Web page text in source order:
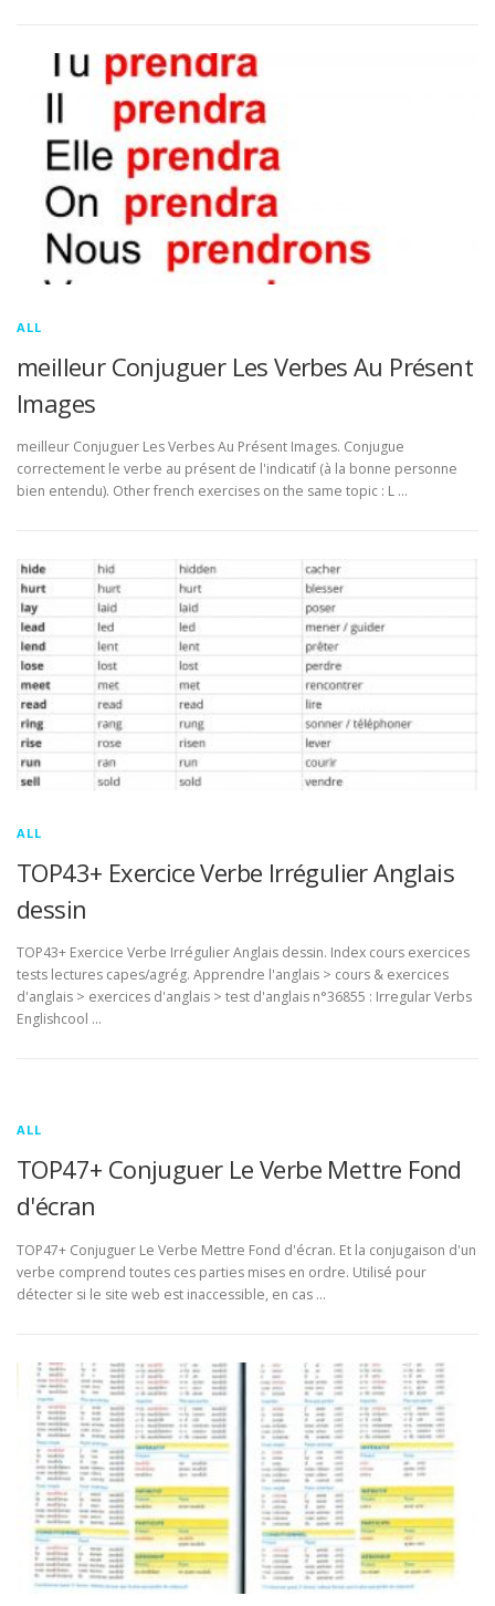
ALL
meilleur Conjuguer Les Verbes Au Présent
Images
meilleur Conjuguer Les Verbes Au Présent Images. Conjugue
correctement le verbe au présent de l'indicatif (à la bonne personne
bien entendu). Other french exercises on the same topic : L …
ALL
TOP43+ Exercice Verbe Irrégulier Anglais
dessin
TOP43+ Exercice Verbe Irrégulier Anglais dessin. Index cours exercices
tests lectures capes/agrég. Apprendre l'anglais > cours & exercices
d'anglais > exercices d'anglais > test d'anglais n°36855 : Irregular Verbs
Englishcool …
ALL
TOP47+ Conjuguer Le Verbe Mettre Fond
d'écran
TOP47+ Conjuguer Le Verbe Mettre Fond d'écran. Et la conjugaison d'un
verbe comprend toutes ces parties mises en ordre. Utilisé pour
détecter si le site web est inaccessible, en cas …